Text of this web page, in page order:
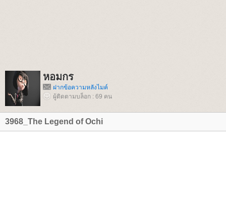
หอมกร
ฝากข้อความหลังไมค์
ผู้ติดตามบล็อก : 69 คน
3968_The Legend of Ochi